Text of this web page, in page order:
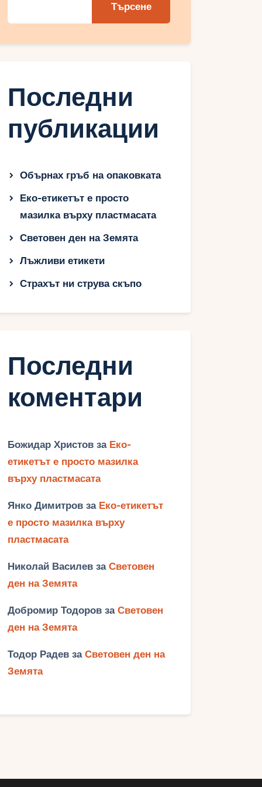
Търсене
Последни
публикации
Обърнах гръб на опаковката
Еко-етикетът е просто
мазилка върху пластмасата
Световен ден на Земята
Лъжливи етикети
Страхът ни струва скъпо
Последни
коментари
Божидар Христов за Еко-
етикетът е просто мазилка
върху пластмасата
Янко Димитров за Еко-етикетът
е просто мазилка върху
пластмасата
Николай Василев заСветовен
ден на Земята
Добромир Тодоров заСветовен
ден на Земята
Тодор Радев заСветовен ден на
Земята